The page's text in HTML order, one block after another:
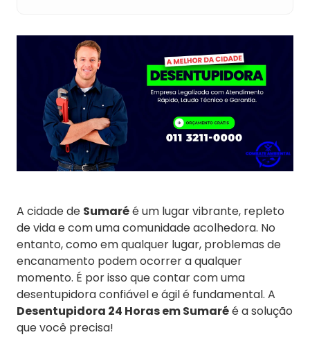
A cidade de Sumaréé um lugar vibrante, repleto
de vida e com uma comunidade acolhedora. No
entanto, como em qualquer lugar, problemas de
encanamento podem ocorrer a qualquer
momento. É por isso que contar com uma
desentupidora confiável e ágil é fundamental. A
Desentupidora 24 Horas em Sumaréé a solução
que você precisa!